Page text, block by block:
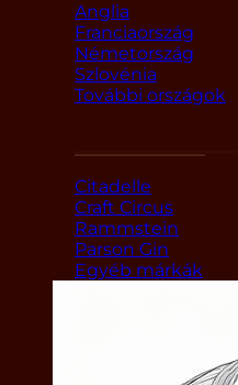
Anglia
Franciaország
Németország
Szlovénia
További országok
Citadelle
Craft Circus
Rammstein
Parson Gin
Egyéb márkák